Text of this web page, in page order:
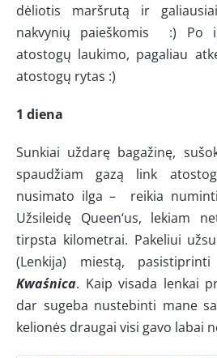
dėliotis maršrutą ir
nakvynių paieškomis :) Po
atostogų laukimo, pagaliau
atostogų rytas :)
1 diena
Sunkiai uždarę bagažinę,
spaudžiam gazą link
nusimato ilga – reikia
Užsileidę Queen‘us, lekiam
tirpsta kilometrai. Pakeliui
(Lenkija) miestą, pasistiprinti
Kwaśnica. Kaip visada lenkai
dar sugeba nustebinti mane
kelionės draugai visi gavo labai